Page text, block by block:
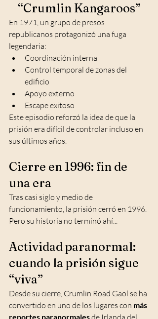
“Crumlin Kangaroos”
En 1971, un grupo de presos
republicanos protagonizó una fuga
legendaria:
Coordinación interna
Control temporal de zonas del
edificio
Apoyo externo
Escape exitoso
Este episodio reforzó la idea de que la
prisión era difícil de controlar incluso en
sus últimos años.
Cierre en 1996: fin de
una era
Tras casi siglo y medio de
funcionamiento, la prisión cerró en 1996.
Pero su historia no terminó ahí...
Actividad paranormal:
cuando la prisión sigue
“viva”
Desde su cierre, Crumlin Road Gaol se ha
convertido en uno de los lugares con más
reportes paranormales